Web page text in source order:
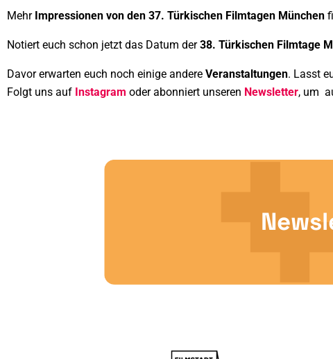
Mehr Impressionen von den 37. Türkischen Filmtagen München
Notiert euch schon jetzt das Datum der38. Türkischen Filmtage
Davor erwarten euch noch einige andere Veranstaltungen. Lasst
Folgt uns auf Instagram oder abonniert unseren Newsletter, um